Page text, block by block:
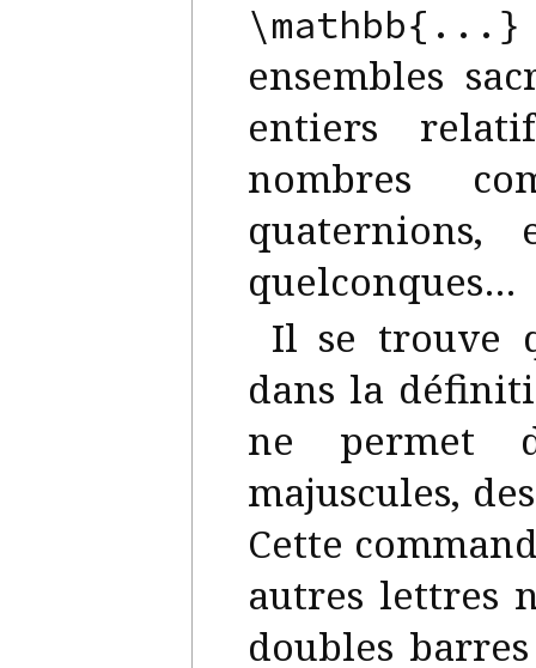
\mathbb{...}
ensembles
entiers
nombres
quelconques…
Il se trouve
dans la
ne permet
majuscules,
Cette
autres lettres
doubles